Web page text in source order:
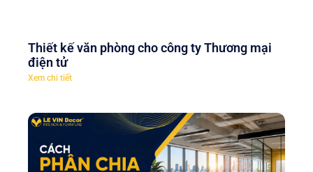
Thiết kế văn phòng cho công ty Thương mại
điện tử
Xem chi tiết